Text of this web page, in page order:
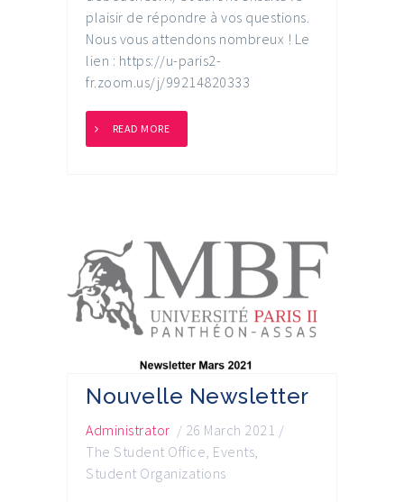
plaisir de répondre à vos questions.
Nous vous attendons nombreux ! Le
lien : https://u-paris2-
fr.zoom.us/j/99214820333
READ MORE
Nouvelle Newsletter
Administrator / 26 March 2021 /
The Student Office Events
Student Organizations